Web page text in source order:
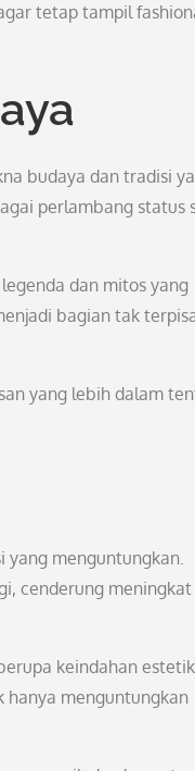
tetap tampil
budaya dan tradisi
perlambang status
dan mitos yang
bagian tak
yang lebih dalam
yang menguntungkan.
cenderung meningkat
keindahan
hanya menguntungkan